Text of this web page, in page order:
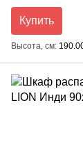
Купить
Высота, см